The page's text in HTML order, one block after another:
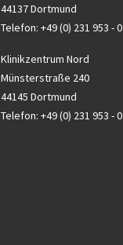
44137 Dortmund
Telefon: +49 (0) 231 953 - 0
Klinikzentrum Nord
Münsterstraße 240
44145 Dortmund
Telefon: +49 (0) 231 953 - 0